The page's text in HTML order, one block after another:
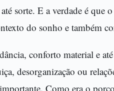
sorte. E a verdade é que
do sonho e também
conforto material e
desorganização ou
Como era o